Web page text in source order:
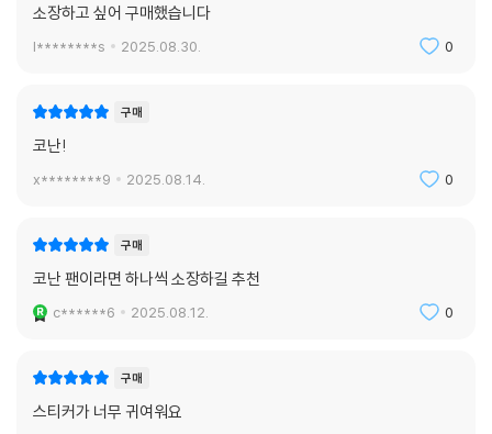
소장하고 싶어 구매했습니다
l********s 2025.08.30. 0
구매
코난!
x********9 2025.08.14. 0
구매
코난 팬이라면 하나씩 소장하길 추천
c******6 2025.08.12. 0
구매
스티커가 너무 귀여워요